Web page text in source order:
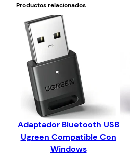
Productos relacionados
Adaptador Bluetooth USB
Ugreen Compatible Con
Windows